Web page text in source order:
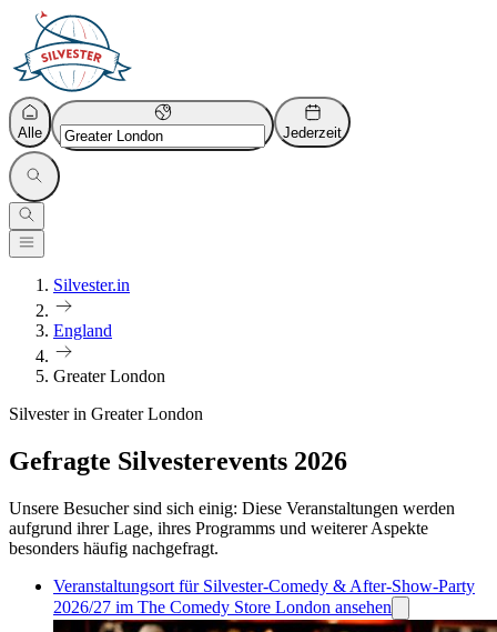
Alle Jederzeit
Silvester.in
England
Greater London
Silvester in Greater London
Gefragte Silvesterevents 2026
Unsere Besucher sind sich einig: Diese Veranstaltungen werden
aufgrund ihrer Lage, ihres Programms und weiterer Aspekte
besonders häufig nachgefragt.
Veranstaltungsort für Silvester-Comedy & After-Show-Party
2026/27 im The Comedy Store London ansehen